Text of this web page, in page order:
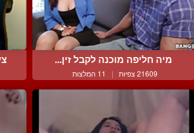
מיה חליפה מוכנה לקבל זין...
21609 צפיות | 11 המלצות